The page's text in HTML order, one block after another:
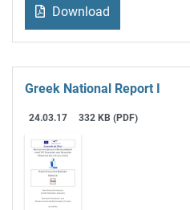
Download
Greek National Report I
24.03.17 332 KB (PDF)